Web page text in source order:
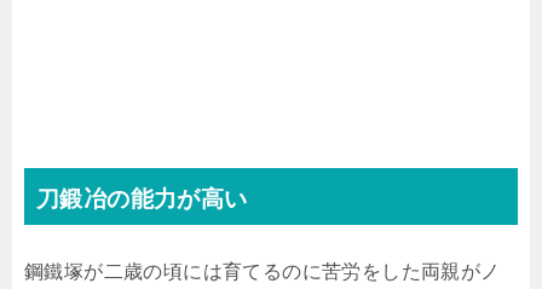
刀鍛冶の能力が高い
鋼鐵塚が二歳の頃には育てるのに苦労をした両親がノ